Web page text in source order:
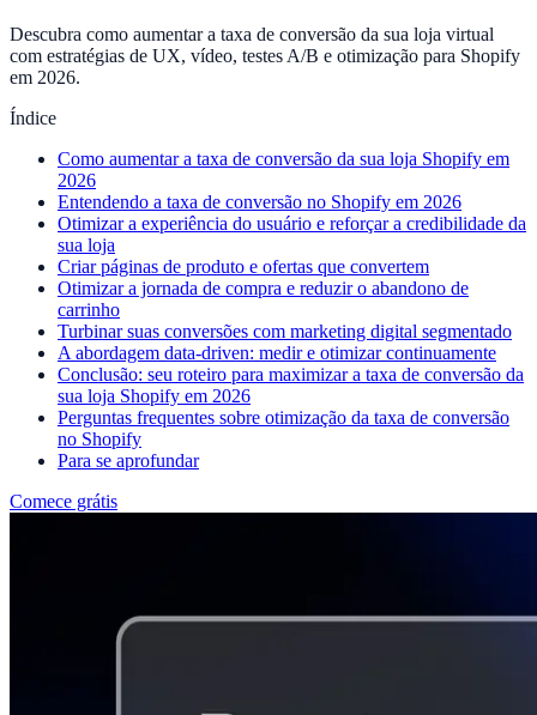
Descubra como aumentar a taxa de conversão da sua loja virtual
com estratégias de UX, vídeo, testes A/B e otimização para Shopify
em 2026.
Índice
Como aumentar a taxa de conversão da sua loja Shopify em
2026
Entendendo a taxa de conversão no Shopify em 2026
Otimizar a experiência do usuário e reforçar a credibilidade da
sua loja
Criar páginas de produto e ofertas que convertem
Otimizar a jornada de compra e reduzir o abandono de
carrinho
Turbinar suas conversões com marketing digital segmentado
A abordagem data-driven: medir e otimizar continuamente
Conclusão: seu roteiro para maximizar a taxa de conversão da
sua loja Shopify em 2026
Perguntas frequentes sobre otimização da taxa de conversão
no Shopify
Para se aprofundar
Comece grátis